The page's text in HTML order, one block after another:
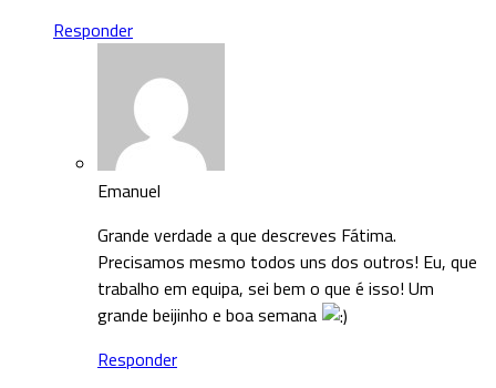
Responder
Emanuel
Grande verdade a que descreves Fátima.
Precisamos mesmo todos uns dos outros! Eu, que
trabalho em equipa, sei bem o que é isso! Um
grande beijinho e boa semana
Responder